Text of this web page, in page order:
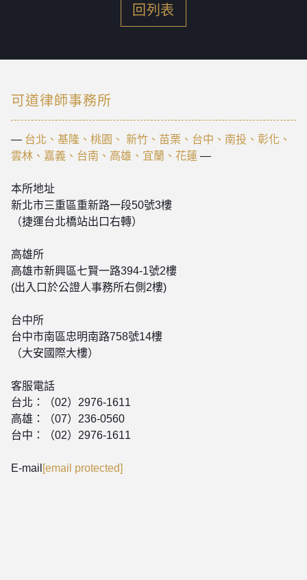
回列表
可道律師事務所
— 台北、基隆、桃園、 新竹、苗栗、台中、南投、彰化、
雲林、嘉義、台南、高雄、宜蘭、花蓮 —
本所地址
新北市三重區重新路一段50號3樓
（捷運台北橋站出口右轉）
高雄所
高雄市新興區七賢一路394-1號2樓
(出入口於公證人事務所右側2樓)
台中所
台中市南區忠明南路758號14樓
（大安國際大樓）
客服電話
台北：（02）2976-1611
高雄：（07）236-0560
台中：（02）2976-1611
E-mail [email protected]